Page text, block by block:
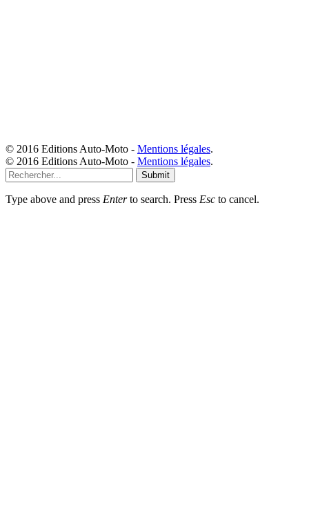
© 2016 Editions Auto-Moto - Mentions légales.
© 2016 Editions Auto-Moto - Mentions légales.
Submit
Type above and press Enterto search. Press Esc to cancel.